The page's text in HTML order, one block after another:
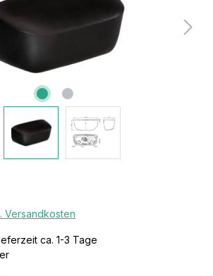
Versandkosten
ca. 1-3 Tage